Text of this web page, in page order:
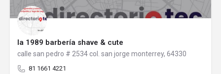
la 1989 barbería shave & cute
calle san pedro # 2534 col. san jorge monterrey, 64330
81 1661 4221